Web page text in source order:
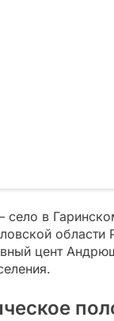
в
области
цент